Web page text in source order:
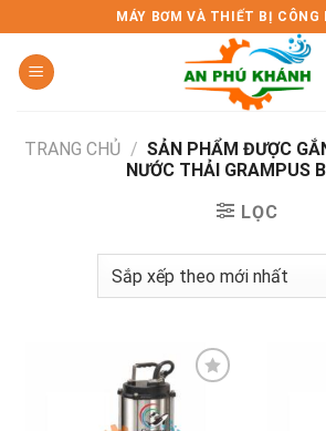
to
content
MÁY BƠM VÀ THIẾT BỊ CÔNG
TRANG CHỦ / SẢN PHẨM ĐƯỢC
NƯỚC THẢI GRAMPUS
LỌC